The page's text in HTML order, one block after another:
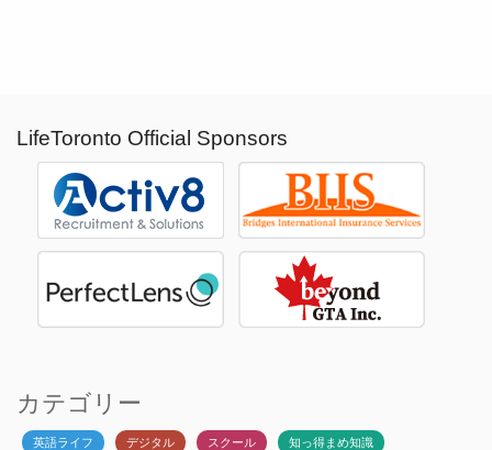
LifeToronto Official Sponsors
カテゴリー
英語ライフ デジタル スクール 知っ得まめ知識